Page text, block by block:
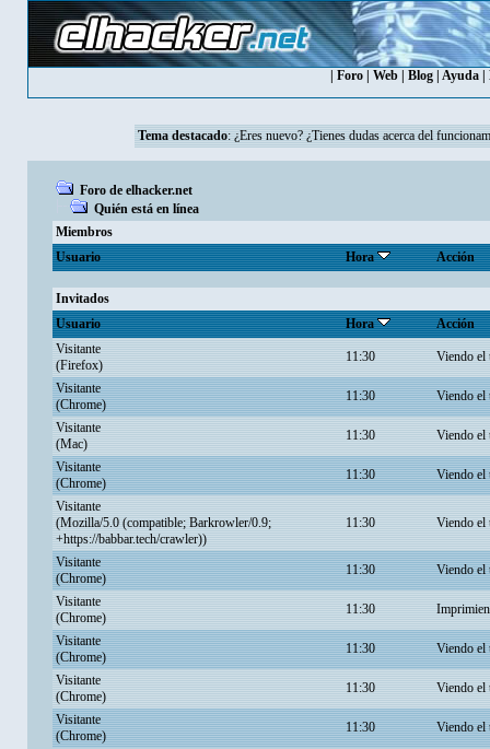
Foro Web Blog Ayuda
Tema destacado: ¿Eres nuevo? ¿Tienes dudas acerca del
Foro de elhacker.net
Quién está en línea
Miembros
Usuario
Hora Acción
Invitados
Usuario
Hora
Acción
Visitante
(Firefox)
11:30 Viendo el
Visitante
(Chrome)
11:30 Viendo el
Visitante
(Mac)
11:30 Viendo el
Visitante
(Chrome)
11:30 Viendo el
Visitante
(Mozilla/5.0 (compatible; Barkrowler/0.9;
+https://babbar.tech/crawler))
11:30 Viendo el
Visitante
(Chrome)
11:30 Viendo el
Visitante
(Chrome)
11:30
Visitante
(Chrome)
11:30 Viendo el
Visitante
(Chrome)
11:30 Viendo el
Visitante
(Chrome)
11:30 Viendo el